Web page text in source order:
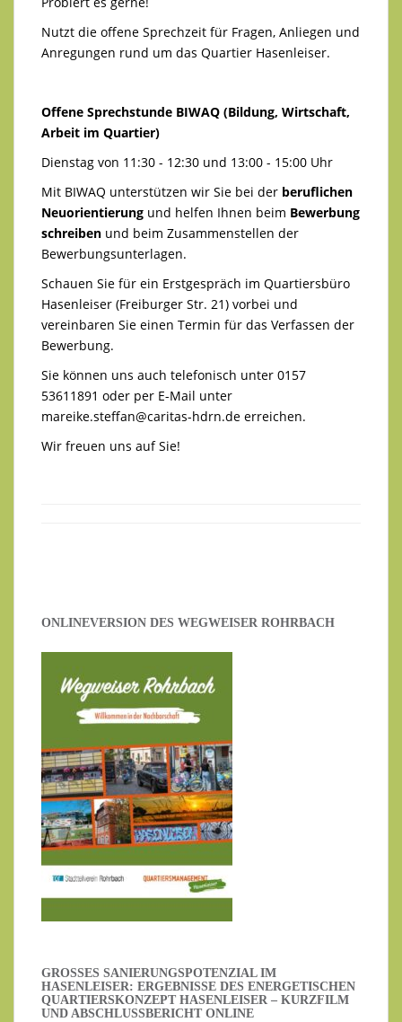
Nutzt die offene Sprechzeit für Fragen, Anliegen und
Anregungen rund um das Quartier Hasenleiser.
Offene Sprechstunde BIWAQ (Bildung, Wirtschaft,
Arbeit im Quartier)
Dienstag von 11:30 - 12:30 und 13:00 - 15:00 Uhr
Mit BIWAQ unterstützen wir Sie bei der beruflichen
Neuorientierung und helfen Ihnen beim Bewerbung
schreiben und beim Zusammenstellen der
Bewerbungsunterlagen.
Schauen Sie für ein Erstgespräch im Quartiersbüro
Hasenleiser (Freiburger Str. 21) vorbei und
vereinbaren Sie einen Termin für das Verfassen der
Bewerbung.
Sie können uns auch telefonisch unter 0157
53611891 oder per E-Mail unter
mareike.steffan@caritas-hdrn.de erreichen.
Wir freuen uns auf Sie!
ONLINEVERSION DES WEGWEISER ROHRBACH
GROSSES SANIERUNGSPOTENZIAL IM H
ASENLEISER: ERGEBNISSE DES ENERGETISCHEN Q
UARTIERSKONZEPT HASENLEISER – KURZFILM U
ND ABSCHLUSSBERICHT ONLINE